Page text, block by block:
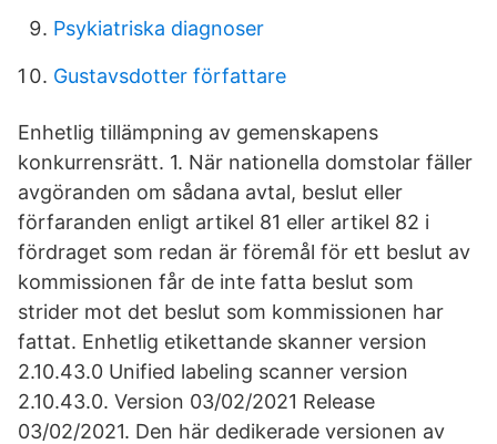
Psykiatriska diagnoser
Gustavsdotter författare
Enhetlig tillämpning av gemenskapens
konkurrensrätt. 1. När nationella domstolar fäller
avgöranden om sådana avtal, beslut eller
förfaranden enligt artikel 81 eller artikel 82 i
fördraget som redan är föremål för ett beslut av
kommissionen får de inte fatta beslut som
strider mot det beslut som kommissionen har
fattat. Enhetlig etikettande skanner version
2.10.43.0 Unified labeling scanner version
2.10.43.0. Version 03/02/2021 Release
03/02/2021. Den här dedikerade versionen av